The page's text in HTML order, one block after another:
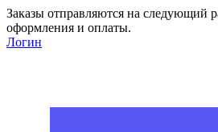
Заказы отправляются на следующий
оформления и оплаты.
Логин